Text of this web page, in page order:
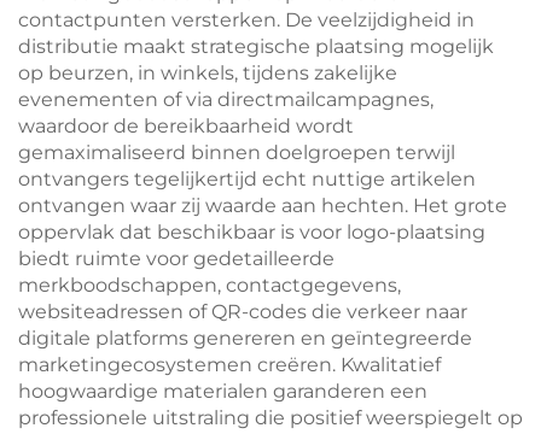
contactpunten versterken. De veelzijdigheid in
distributie maakt strategische plaatsing mogelijk
op beurzen, in winkels, tijdens zakelijke
evenementen of via directmailcampagnes,
waardoor de bereikbaarheid wordt
gemaximaliseerd binnen doelgroepen terwijl
ontvangers tegelijkertijd echt nuttige artikelen
ontvangen waar zij waarde aan hechten. Het grote
oppervlak dat beschikbaar is voor logo-plaatsing
biedt ruimte voor gedetailleerde
merkboodschappen, contactgegevens,
websiteadressen of QR-codes die verkeer naar
digitale platforms genereren en geïntegreerde
marketingecosystemen creëren. Kwalitatief
hoogwaardige materialen garanderen een
professionele uitstraling die positief weerspiegelt op